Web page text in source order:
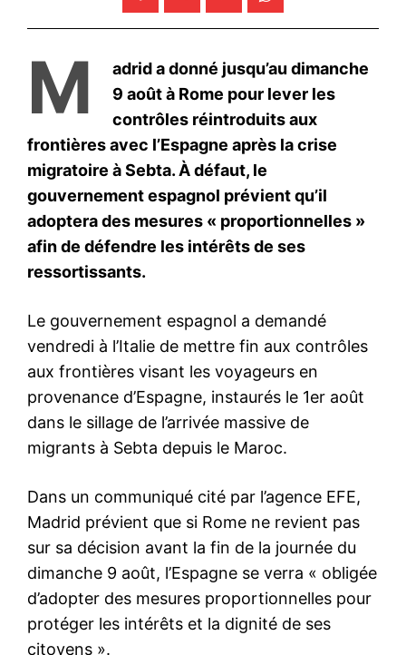
le1.ma
l'intelligence de
l'information
S'ABONNER MAINTENANT
Insight Publications
À propos